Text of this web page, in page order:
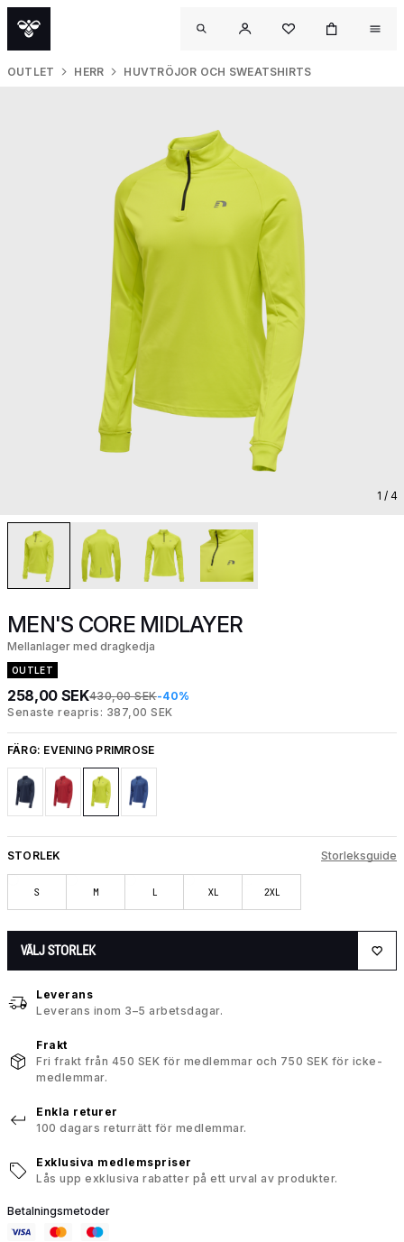
OUTLET HERR HUVTRÖJOR OCH SWEATSHIRTS
1 / 4
MEN'S CORE MIDLAYER
Mellanlager med dragkedja
OUTLET
258,00 SEK430,00 SEK-40%
Senaste reapris: 387,00 SEK
FÄRG: EVENING PRIMROSE
STORLEK Storleksguide
S M L XL 2XL
VÄLJ STORLEK
Leverans
Leverans inom 3–5 arbetsdagar.
Frakt
Fri frakt från 450 SEK för medlemmar och 750 SEK för icke-
medlemmar.
Enkla returer
100 dagars returrätt för medlemmar.
Exklusiva medlemspriser
Lås upp exklusiva rabatter på ett urval av produkter.
Betalningsmetoder